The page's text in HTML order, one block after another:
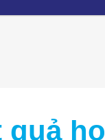
quả